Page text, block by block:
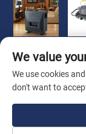
Copyright ©
We value
We use cookies
don't want to